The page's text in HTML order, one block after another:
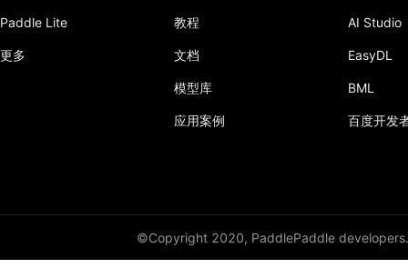
Paddle Lite
更多
教程
文档
模型库
应用案例
AI Studio
EasyDL
BML
百度开发
©Copyright 2020, PaddlePaddle developers.